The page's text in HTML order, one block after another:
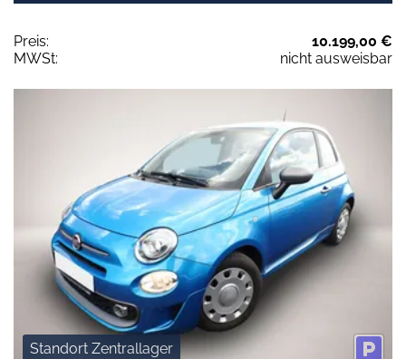
Preis:
10.199,00 €
MWSt:
nicht ausweisbar
Standort Zentrallager